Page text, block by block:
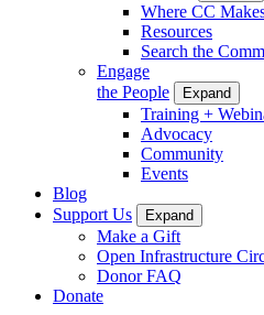
Where CC
Resources
Search the
Engage
the People
Expand
Training +
Advocacy
Community
Events
Blog
Support Us
Expand
Make a Gift
Open Infrastructure
Donor FAQ
Donate